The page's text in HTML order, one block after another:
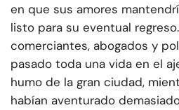
en que sus amores
listo para su eventual
comerciantes, abogados y
pasado toda una vida en el
humo de la gran ciudad,
habían aventurado